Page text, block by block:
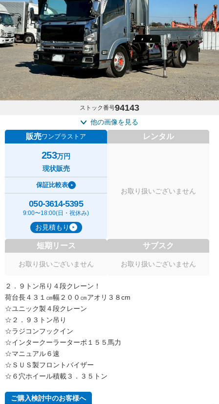
ストック番号94143
他の画像を見る
販売ワンプラストア
253万円
現状販売
保証比較表
050-3614-5395
9:00〜18:00(日・祝休み)
お見積もり
レンタル
お取り扱いございません
短期リース
お取り扱いございません
サブスク
お取り扱いございません
２．９トン吊り４段クレーン！
荷台長４３１㎝幅２００㎝アオリ３８cm
☆ユニック製４段クレーン
☆２．９３トン吊り
☆ラジコンフックイン
☆インタークーラーターボ１５５馬力
☆マニュアル６速
☆ＳＵＳ製フロントバイザー
☆６穴ホイール積載３．３５トン
ご購入検討中のお客様へ